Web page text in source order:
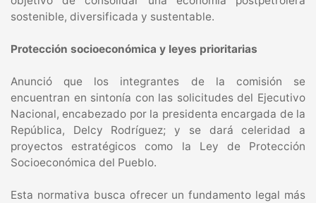
sostenible, diversificada y sustentable.
Protección socioeconómica y leyes prioritarias
Anunció que los integrantes de la comisión se
encuentran en sintonía con las solicitudes del Ejecutivo
Nacional, encabezado por la presidenta encargada de la
República, Delcy Rodríguez; y se dará celeridad a
proyectos estratégicos como la Ley de Protección
Socioeconómica del Pueblo.
Esta normativa busca ofrecer un fundamento legal más